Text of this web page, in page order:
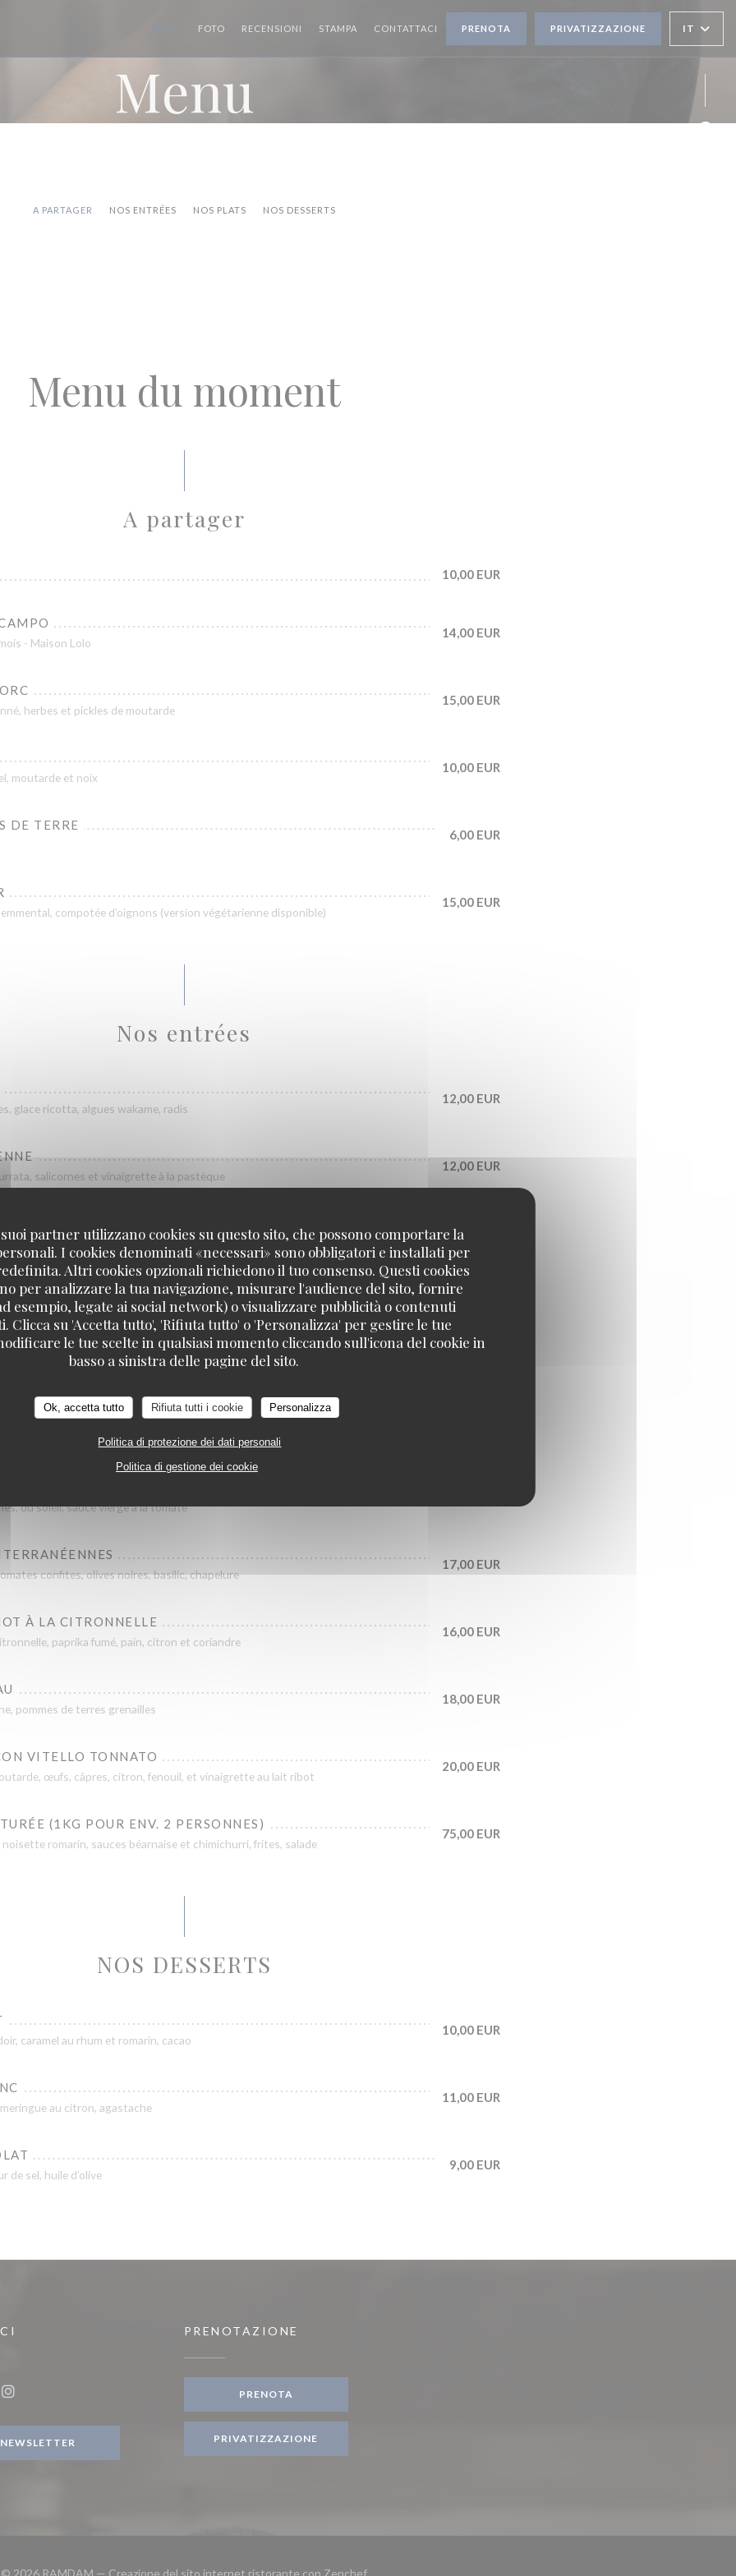
partner utilizzano cookies su questo sito, che possono comportare la
I cookies denominati «necessari» sono obbligatori e installati per
Altri cookies opzionali richiedono il tuo consenso. Questi cookies
per analizzare la tua navigazione, misurare l'audience del sito, fornire
esempio, legate ai social network) o visualizzare pubblicità o contenuti
Clicca su 'Accetta tutto', 'Rifiuta tutto' o 'Personalizza' per gestire le tue
le tue scelte in qualsiasi momento cliccando sull'icona del cookie in
basso a sinistra delle pagine del sito.
Ok, accetta tutto Rifiuta tutti i cookie Personalizza
Politica di protezione dei dati personali
Politica di gestione dei cookie
FOTO RECENSIONI STAMPA CONTATTACI PRENOTA PRIVATIZZAZIONE IT
Menu
A PARTAGER NOS ENTRÉES NOS PLATS NOS DESSERTS
Menu du moment
A partager
10,00 EUR
- Maison Lolo
14,00 EUR
herbes et pickles de moutarde
15,00 EUR
moutarde et noix
10,00 EUR
DE TERRE
6,00 EUR
compotée d’oignons (version végétarienne disponible)
15,00 EUR
Nos entrées
glace ricotta, algues wakame, radis
12,00 EUR
salicornes et vinaigrette à la pastèque
12,00 EUR
huile de piment, œufs de harengs fumés et huile verte
9,00 EUR
tomates, paprika fumé, pain
9,00 EUR
Nos plats
du soleil, sauce vierge à la tomate
confites, olives noires, basilic, chapelure
17,00 EUR
À LA CITRONNELLE
paprika fumé, pain, citron et coriandre
16,00 EUR
pommes de terres grenailles
18,00 EUR
VITELLO TONNATO
œufs, câpres, citron, fenouil, et vinaigrette au lait ribot
20,00 EUR
(1KG POUR ENV. 2 PERSONNES)
romarin, sauces béarnaise et chimichurri, frites, salade
75,00 EUR
NOS DESSERTS
caramel au rhum et romarin, cacao
10,00 EUR
au citron, agastache
11,00 EUR
de sel, huile d’olive
9,00 EUR
NEWSLETTER
PRENOTAZIONE
PRENOTA
PRIVATIZZAZIONE
© 2026 RAMDAM — Creazione del sito internet ristorante con Zenchef((apre una nuova finestra))